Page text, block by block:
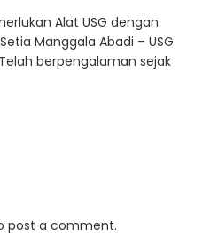
Alat USG dengan
Manggala Abadi – USG
berpengalaman sejak
post a comment.